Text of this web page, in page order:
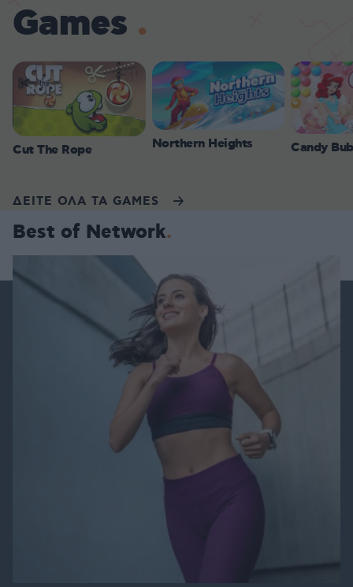
Games
Cut The Rope Northern Heights Candy
ΔΕΙΤΕ ΟΛΑ ΤΑ GAMES
Best of Network